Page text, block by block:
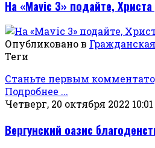
На «Mavic 3» подайте,
Опубликовано в
Теги
Станьте первым
Подробнее ...
Четверг, 20 октября 2022 10:01
Вергунский оазис